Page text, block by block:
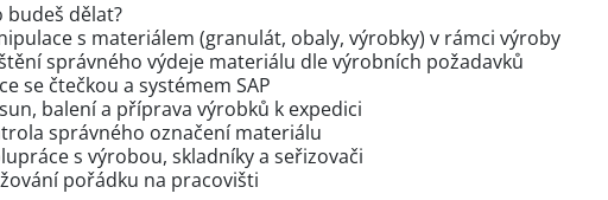
budeš dělat?
s materiálem (granulát, obaly, výrobky) v rámci výroby
správného výdeje materiálu dle výrobních požadavků
se čtečkou a systémem SAP
balení a příprava výrobků k expedici
správného označení materiálu
s výrobou, skladníky a seřizovači
pořádku na pracovišti